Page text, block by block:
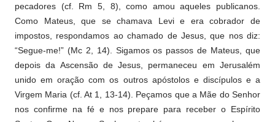
pecadores (cf. Rm 5, 8), como amou aqueles publicanos.
Como Mateus, que se chamava Levi e era cobrador de
impostos, respondamos ao chamado de Jesus, que nos diz:
“Segue-me!” (Mc 2, 14). Sigamos os passos de Mateus, que
depois da Ascensão de Jesus, permaneceu em Jerusalém
unido em oração com os outros apóstolos e discípulos e a
Virgem Maria (cf. At 1, 13-14). Peçamos que a Mãe do Senhor
nos confirme na fé e nos prepare para receber o Espírito